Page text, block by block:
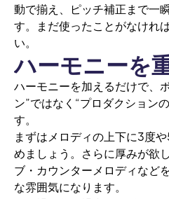
動で揃え、ピッチ補正まで一
す。まだ使ったことがなけれ
い。
ハーモニーを
ハーモニーを加えるだけで、
ン”ではなく“プロダクション
す。
まずはメロディの上下に3度
めましょう。さらに厚みが欲
ブ・カウンターメロディなど
な雰囲気になります。